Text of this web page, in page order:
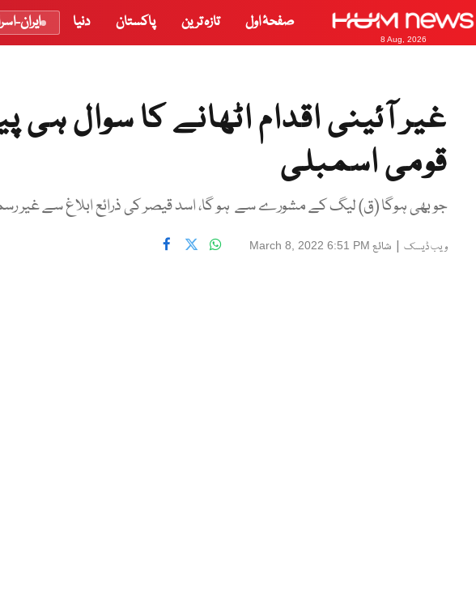
8 Aug, 2026
صفحۂ اول تازہ ترین پاکستان دنیا ایران-
غیر آئینی اقدام اٹھانے کا سوال ہی
قومی اسمبلی
جو بھی ہوگا (ق) لیگ کے مشورے سے ہو گا، اسد قیصر کی ذرائع ابلاغ سے غیر
ویب ڈیسک | شائع March 8, 2022 6:51 PM